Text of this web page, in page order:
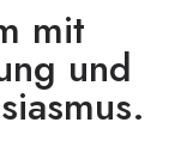
mit
und